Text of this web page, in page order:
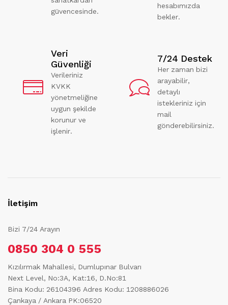
güvencesinde.
hesabımızda
bekler.
Veri
Güvenliği
Verileriniz
KVKK
yönetmeliğine
uygun şekilde
korunur ve
işlenir.
7/24 Destek
Her zaman bizi
arayabilir,
detaylı
istekleriniz için
mail
gönderebilirsiniz.
İletişim
Bizi 7/24 Arayın
0850 304 0 555
Kızılırmak Mahallesi, Dumlupınar Bulvarı
Next Level, No:3A, Kat:16, D.No:81
Bina Kodu: 26104396 Adres Kodu: 1208886026
Çankaya / Ankara PK:06520